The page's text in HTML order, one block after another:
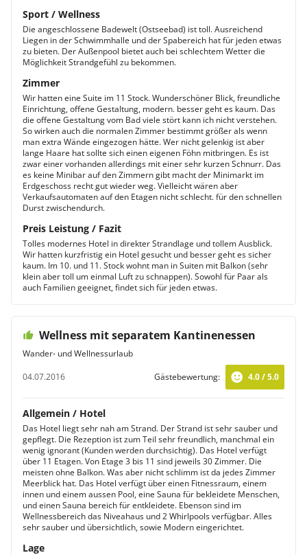
Sport / Wellness
Die angeschlossene Badewelt (Ostseebad) ist toll. Ausreichend
Liegen in der Schwimmhalle und der Spabereich hat für jeden etwas
zu bieten. Der Außenpool bietet auch bei schlechtem Wetter die
Möglichkeit Strandgefühl zu bekommen.
Zimmer
Wir hatten eine Suite im 11 Stock. Wunderschöner Blick, freundliche
Einrichtung, offene Gestaltung, modern. besser geht es kaum. Das
die offene Gestaltung vom Bad viele stört kann ich nicht verstehen.
So wirken auch die normalen Zimmer bestimmt größer als wenn
man extra Wände eingezogen hätte. Wer nicht gelenkig ist aber
lange Haare hat sollte sich einen eigenen Föhn mitbringen. Es ist
zwar einer vorhanden allerdings mit einer sehr kurzen Schnurr. Das
es keine Minibar auf den Zimmern gibt macht der Minimarkt im
Erdgeschoss recht gut wieder weg. Vielleicht wären aber
Verkaufsautomaten auf den Etagen nicht schlecht. für den schnellen
Durst zwischendurch.
Preis Leistung / Fazit
Tolles modernes Hotel in direkter Strandlage und tollem Ausblick.
Wir hatten kurzfristig ein Hotel gesucht und besser geht es sicher
kaum. Im 10. und 11. Stock wohnt man in Suiten mit Balkon (sehr
klein aber toll um einmal Luft zu schnappen). Sowohl für Paar als
auch Familien geeignet, findet sich für jeden etwas.
Wellness mit separatem Kantinenessen
Wander- und Wellnessurlaub
04.07.2016
Gästebewertung: 4.0 / 5.0
Allgemein / Hotel
Das Hotel liegt sehr nah am Strand. Der Strand ist sehr sauber und
gepflegt. Die Rezeption ist zum Teil sehr freundlich, manchmal ein
wenig ignorant (Kunden werden durchsichtig). Das Hotel verfügt
über 11 Etagen. Von Etage 3 bis 11 sind jeweils 30 Zimmer. Die
meisten ohne Balkon. Was aber nicht schlimm ist da jedes Zimmer
Meerblick hat. Das Hotel verfügt über einen Fitnessraum, einem
innen und einem aussen Pool, eine Sauna für bekleidete Menschen,
und einen Sauna bereich für entkleidete. Ebenson sind im
Wellnessbereich das Niveahaus und 2 Whirlpools verfügbar. Alles
sehr sauber und übersichtlich, sowie Modern eingerichtet.
Lage